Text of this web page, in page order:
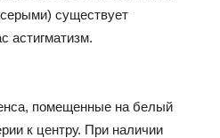
существует
астигматизм.
помещенные на белый
к центру. При наличии